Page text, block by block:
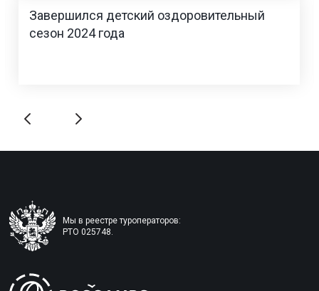
Завершился детский оздоровительный
сезон 2024 года
Мы в реестре туроператоров:
РТО 025748.